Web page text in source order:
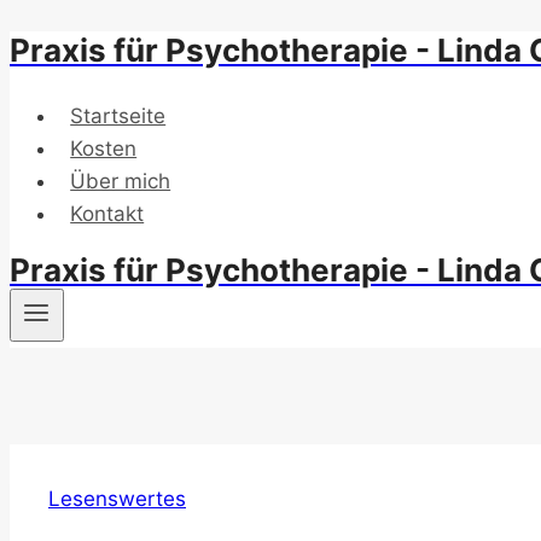
Zum
springen
Praxis für Psychotherapie - Linda
Startseite
Kosten
Über mich
Kontakt
Praxis für Psychotherapie - Linda
Lesenswertes